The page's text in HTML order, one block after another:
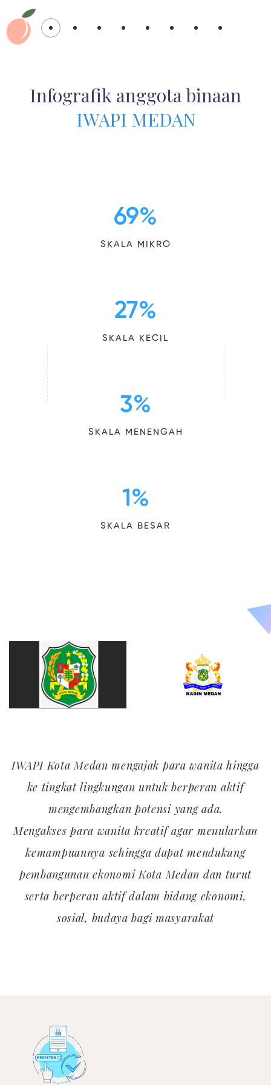
Infografik anggota binaan
IWAPI MEDAN
SKALA MIKRO
69%
SKALA KECIL
27%
SKALA MENENGAH
3%
SKALA BESAR
1%
IWAPI Kota Medan mengajak para wanita hingga
ke tingkat lingkungan untuk berperan aktif
mengembangkan potensi yang ada.
Mengakses para wanita kreatif agar menularkan
kemampuannya sehingga dapat mendukung
pembangunan ekonomi Kota Medan dan turut
serta berperan aktif dalam bidang ekonomi,
sosial, budaya bagi masyarakat